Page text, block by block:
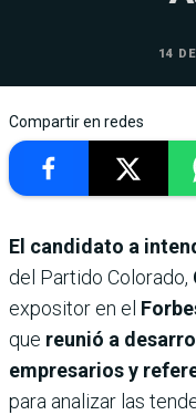
14
Compartir en redes
El candidato a
del Partido Colorado,
expositor en el
que reunió a
empresarios y
para analizar las